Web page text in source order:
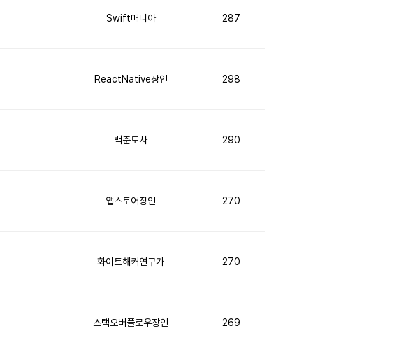
Swift매니아 287
ReactNative장인 298
백준도사 290
앱스토어장인 270
화이트해커연구가 270
스택오버플로우장인 269